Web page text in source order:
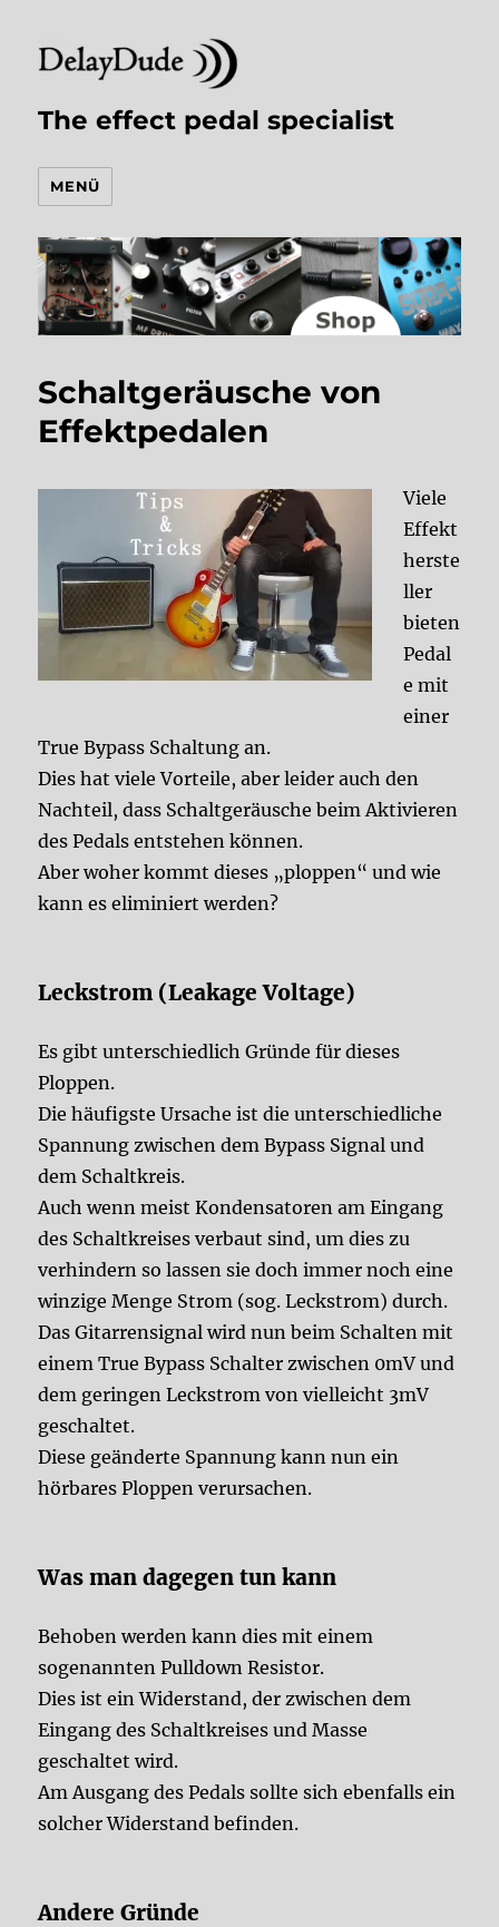
The effect pedal specialist
MENÜ
Schaltgeräusche von
Effektpedalen
Viele
Effekt
herste
ller
bieten
Pedal
e mit
einer
True Bypass Schaltung an.
Dies hat viele Vorteile, aber leider auch den
Nachteil, dass Schaltgeräusche beim Aktivieren
des Pedals entstehen können.
Aber woher kommt dieses „ploppen“ und wie
kann es eliminiert werden?
Leckstrom (Leakage Voltage)
Es gibt unterschiedlich Gründe für dieses
Ploppen.
Die häufigste Ursache ist die unterschiedliche
Spannung zwischen dem Bypass Signal und
dem Schaltkreis.
Auch wenn meist Kondensatoren am Eingang
des Schaltkreises verbaut sind, um dies zu
verhindern so lassen sie doch immer noch eine
winzige Menge Strom (sog. Leckstrom) durch.
Das Gitarrensignal wird nun beim Schalten mit
einem True Bypass Schalter zwischen 0mV und
dem geringen Leckstrom von vielleicht 3mV
geschaltet.
Diese geänderte Spannung kann nun ein
hörbares Ploppen verursachen.
Was man dagegen tun kann
Behoben werden kann dies mit einem
sogenannten Pulldown Resistor.
Dies ist ein Widerstand, der zwischen dem
Eingang des Schaltkreises und Masse
geschaltet wird.
Am Ausgang des Pedals sollte sich ebenfalls ein
solcher Widerstand befinden.
Andere Gründe